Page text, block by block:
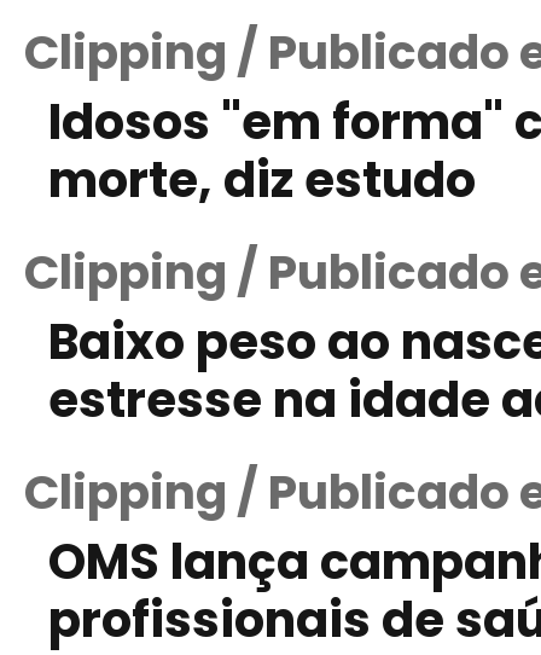
Clipping / Publicado
Idosos "em forma"
morte, diz estudo
Clipping / Publicado
Baixo peso ao
estresse na idade
Clipping / Publicado
OMS lança
profissionais de